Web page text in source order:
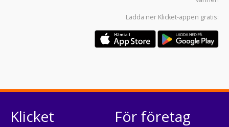
Ladda ner Klicket-appen gratis:
Klicket För företag